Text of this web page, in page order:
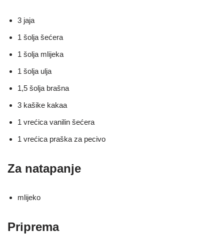
3 jaja
1 šolja šećera
1 šolja mlijeka
1 šolja ulja
1,5 šolja brašna
3 kašike kakaa
1 vrećica vanilin šećera
1 vrećica praška za pecivo
Za natapanje
mlijeko
Priprema